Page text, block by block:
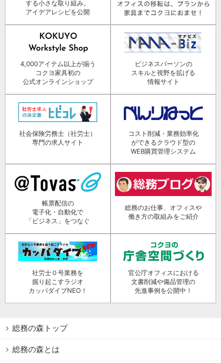
する小さな取り組み。
アイデアレシピを公開
4,000アイテム以上が揃う
コクヨ家具初の
公式オンラインショップ
ビジネスパーソンの
スキルと視野を拡げる
情報サイト
社会保険労務士（社労士）
専門の求人サイト
コスト削減・業務効率化
ができるクラウド型の
WEB購買管理システム
帳票配信の
電子化・自動化で
「ビジネス」をつなぐ
総務のお仕事、オフィスや
働き方の取組みをご紹介
社労士０号業務を
掘り起こすラジオ
カッパダイブNEO！
官公庁オフィスにおける
文書削減や備品管理の
先進事例を公開中！
総務の森トップ
総務の森とは